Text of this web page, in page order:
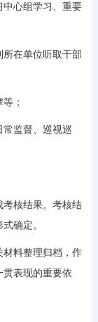
心组学习、重要
在单位听取干部
；
监督、巡视巡
核结果。考核结
确定。
料整理归档，作
贯表现的重要依